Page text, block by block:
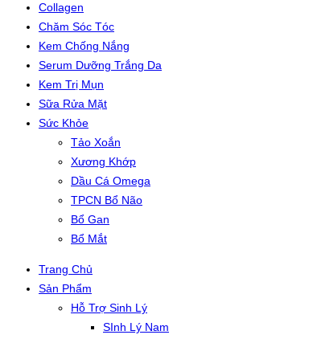
Collagen
Chăm Sóc Tóc
Kem Chống Nắng
Serum Dưỡng Trắng Da
Kem Trị Mụn
Sữa Rửa Mặt
Sức Khỏe
Tảo Xoắn
Xương Khớp
Dầu Cá Omega
TPCN Bổ Não
Bổ Gan
Bổ Mắt
Trang Chủ
Sản Phẩm
Hỗ Trợ Sinh Lý
SInh Lý Nam